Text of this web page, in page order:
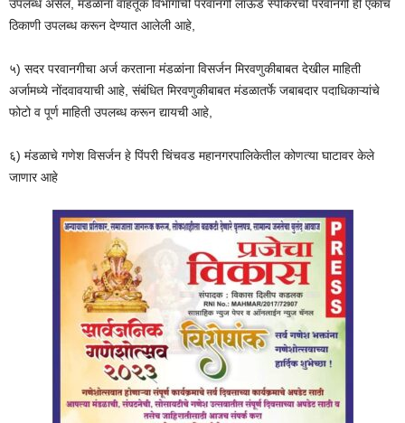
उपलब्ध असेल, मंडळांना वाहतूक विभागाची परवानगी लाऊड स्पीकरची परवानगी ही एकाच
ठिकाणी उपलब्ध करून देण्यात आलेली आहे,
५) सदर परवानगीचा अर्ज करताना मंडळांना विसर्जन मिरवणुकीबाबत देखील माहिती
अर्जामध्ये नोंदवावयाची आहे, संबंधित मिरवणुकीबाबत मंडळातर्फे जबाबदार पदाधिकाऱ्यांचे
फोटो व पूर्ण माहिती उपलब्ध करून द्यायची आहे,
६) मंडळाचे गणेश विसर्जन हे पिंपरी चिंचवड महानगरपालिकेतील कोणत्या घाटावर केले
जाणार आहे